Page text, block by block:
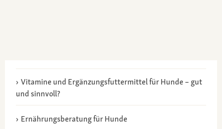
Vitamine und Ergänzungsfuttermittel für Hunde – gut
und sinnvoll?
Ernährungsberatung für Hunde